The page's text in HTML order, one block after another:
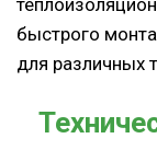
быстрого
для различных